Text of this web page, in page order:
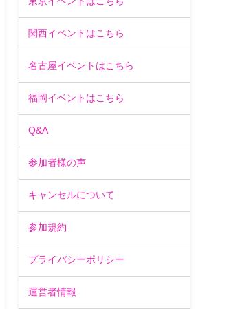
関西イベントはこちら
名古屋イベントはこちら
福岡イベントはこちら
Q&A
参加者様の声
キャンセルについて
参加規約
プライバシーポリシー
運営者情報